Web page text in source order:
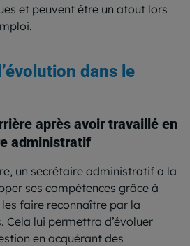
et peuvent être un atout lors
dans le
après avoir travaillé en
administratif
un secrétaire administratif a la
ses compétences grâce à
faire reconnaître par la
Cela lui permettra d’évoluer
en acquérant des